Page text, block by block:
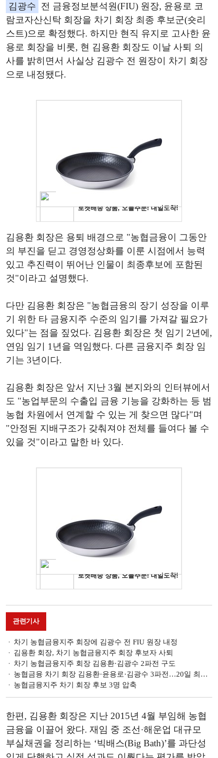
김광수 전 금융정보분석원(FIU) 원장, 윤용로 코
람코자산신탁 회장을 차기 회장 최종 후보군(숏리
스트)으로 확정했다. 하지만 현직 유지로 고사한 윤
용로 회장을 비롯, 현 김용환 회장도 이날 사퇴 의
사를 밝히면서 사실상 김광수 전 원장이 차기 회장
으로 내정됐다.
김용환 회장은 용퇴 배경으로 "농협금융이 그동안
의 부진을 딛고 경영정상화를 이룬 시점에서 능력
있고 추진력이 뛰어난 인물이 최종후보에 포함된
것"이라고 설명했다.
다만 김용환 회장은 "농협금융의 장기 성장을 이루
기 위한 타 금융지주 수준의 임기를 가져갈 필요가
있다"는 점을 짚었다. 김용환 회장은 첫 임기 2년에,
연임 임기 1년을 역임했다. 다른 금융지주 회장 임
기는 3년이다.
김용환 회장은 앞서 지난 3월 본지와의 인터뷰에서
도 "농업부문의 수출입 금융 기능을 강화하는 등 범
농협 차원에서 연계할 수 있는 게 찾으면 많다"며
"안정된 지배구조가 갖춰져야 전체를 들여다 볼 수
있을 것"이라고 말한 바 있다.
관련기사
차기 농협금융지주 회장에 김광수 전 FIU 원장 내정
김용환 회장, 차기 농협금융지주 회장 후보자 사퇴
차기 농협금융지주 회장 김용환·김광수 2파전 구도
농협금융 차기 회장 김용환·윤용로·김광수 3파전…20일 최종 후보 선정
농협금융지주 차기 회장 후보 3명 압축
한편, 김용환 회장은 지난 2015년 4월 부임해 농협
금융을 이끌어 왔다. 재임 중 조선·해운업 대규모
부실채권을 정리하는 ‘빅배스(Big Bath)’를 과단성